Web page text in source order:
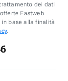
dei dati
Fastweb
in base alla finalità
.